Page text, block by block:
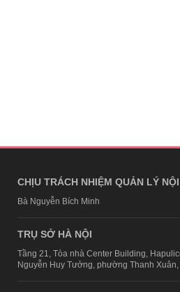
CHỊU TRÁCH NHIỆM QUẢN LÝ
Bà Nguyễn Bích Minh
TRỤ SỞ HÀ NỘI
Tầng 21, Tòa nhà Center Building,
Nguyễn Huy Tưởng, phường Thanh